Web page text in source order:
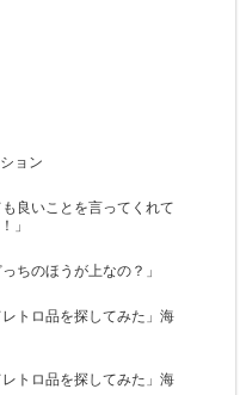
ョン
良いことを言ってくれて
」
ちのほうが上なの？」
トロ品を探してみた」海
トロ品を探してみた」海